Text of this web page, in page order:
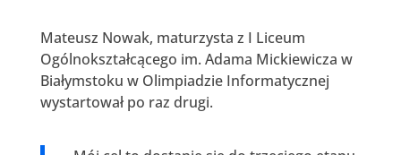
Mateusz Nowak, maturzysta z I Liceum
Ogólnokształcącego im. Adama Mickiewicza w
Białymstoku w Olimpiadzie Informatycznej
wystartował po raz drugi.